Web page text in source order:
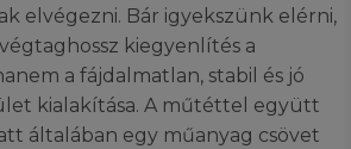
elvégezni. Bár igyekszünk elérni,
kiegyenlítés a
a fájdalmatlan, stabil és jó
kialakítása. A műtéttel együtt
általában egy műanyag csövet